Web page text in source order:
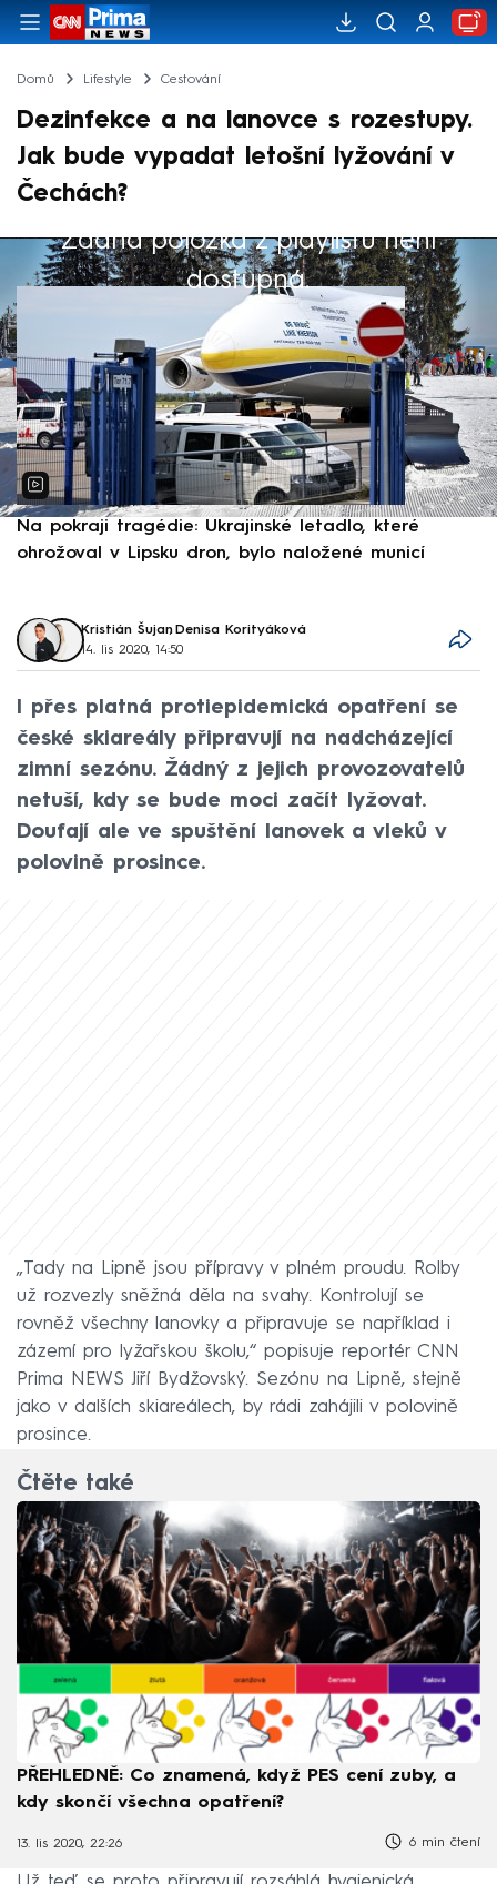
Domů Lifestyle Cestování
Dezinfekce a na lanovce s rozestupy.
Jak bude vypadat letošní lyžování v
Čechách?
Žádná položka z playlistu není
dostupná.
Výběr redakce
Na pokraji tragédie: Ukrajinské letadlo, které
ohrožoval v Lipsku dron, bylo naložené municí
Kristián Šujan, Denisa Korityáková
14. lis 2020, 14:50
I přes platná protiepidemická opatření se
české skiareály připravují na nadcházející
zimní sezónu. Žádný z jejich provozovatelů
netuší, kdy se bude moci začít lyžovat.
Doufají ale ve spuštění lanovek a vleků v
polovině prosince.
„Tady na Lipně jsou přípravy v plném proudu. Rolby
už rozvezly sněžná děla na svahy. Kontrolují se
rovněž všechny lanovky a připravuje se například i
zázemí pro lyžařskou školu,“ popisuje reportér CNN
Prima NEWS Jiří Bydžovský. Sezónu na Lipně, stejně
jako v dalších skiareálech, by rádi zahájili v polovině
prosince.
Čtěte také
PŘEHLEDNĚ: Co znamená, když PES cení zuby, a
kdy skončí všechna opatření?
13. lis 2020, 22:26 6 min čtení